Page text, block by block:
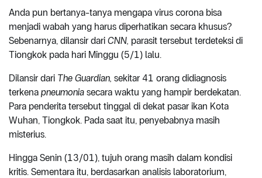
Anda pun bertanya-tanya mengapa virus corona bisa
menjadi wabah yang harus diperhatikan secara khusus?
Sebenarnya, dilansir dari CNN, parasit tersebut terdeteksi di
Tiongkok pada hari Minggu (5/1) lalu.
Dilansir dari The Guardian, sekitar 41 orang didiagnosis
terkena pneumonia secara waktu yang hampir berdekatan.
Para penderita tersebut tinggal di dekat pasar ikan Kota
Wuhan, Tiongkok. Pada saat itu, penyebabnya masih
misterius.
Hingga Senin (13/01), tujuh orang masih dalam kondisi
kritis. Sementara itu, berdasarkan analisis laboratorium,